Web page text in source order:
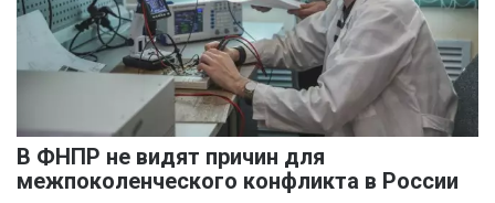
В ФНПР не видят причин для
межпоколенческого конфликта в России